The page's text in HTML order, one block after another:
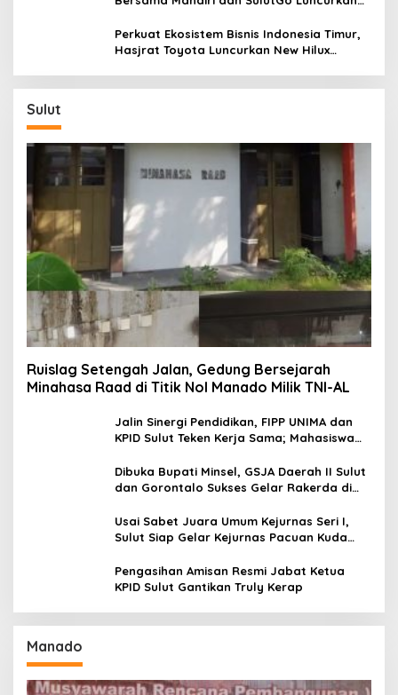
Kepulauan
Perkuat Ekosistem Bisnis Indonesia Timur,
Hasjrat Toyota Luncurkan New Hilux
Sulut
Ruislag Setengah Jalan, Gedung Bersejarah
Minahasa Raad di Titik Nol Manado Milik TNI-AL
Jalin Sinergi Pendidikan, FIPP UNIMA dan
KPID Sulut Teken Kerja Sama; Mahasiswa
Penyiaran
Dibuka Bupati Minsel, GSJA Daerah II Sulut
dan Gorontalo Sukses Gelar Rakerda di
Usai Sabet Juara Umum Kejurnas Seri I,
Sulut Siap Gelar Kejurnas Pacuan Kuda
Pengasihan Amisan Resmi Jabat Ketua
KPID Sulut Gantikan Truly Kerap
Manado